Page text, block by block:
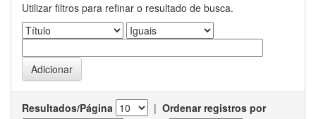
Utilizar filtros para refinar o resultado de busca.
Resultados/Página | Ordenar registros por